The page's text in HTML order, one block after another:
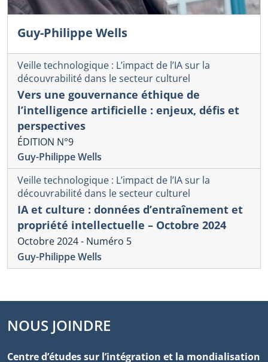
Guy-Philippe Wells
Veille technologique : L’impact de l’IA sur la
découvrabilité dans le secteur culturel
Vers une gouvernance éthique de
l’intelligence artificielle : enjeux, défis et
perspectives
ÉDITION N°9
Guy-Philippe Wells
Veille technologique : L’impact de l’IA sur la
découvrabilité dans le secteur culturel
IA et culture : données d’entraînement et
propriété intellectuelle – Octobre 2024
Octobre 2024 - Numéro 5
Guy-Philippe Wells
NOUS JOINDRE
Centre d’études sur l’intégration et la mondialisation